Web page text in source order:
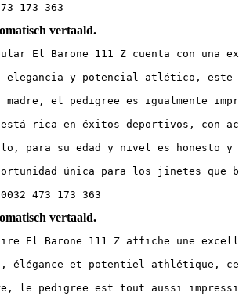
173 363
vertaald.
El Barone 111 Z cuenta con una
elegancia y potencial atlético, este
el pedigree es igualmente
rica en éxitos deportivos, con
para su edad y nivel es honesto y
única para los jinetes
473 173 363
vertaald.
El Barone 111 Z affiche une
élégance et potentiel athlétique,
le pedigree est tout aussi